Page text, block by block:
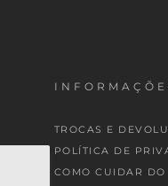
TROCAS E
POLÍTICA DE
COMO CUIDAR DO